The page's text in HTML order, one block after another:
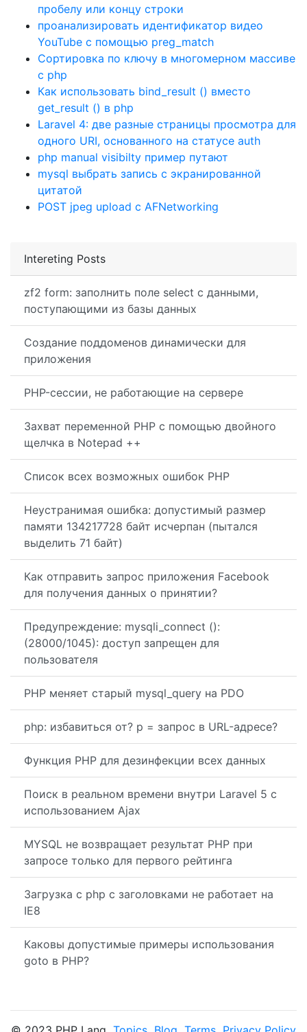
Intereting Posts
zf2 form: заполнить поле select с данными,
поступающими из базы данных
Создание поддоменов динамически для
приложения
PHP-сессии, не работающие на сервере
Захват переменной PHP с помощью двойного
щелчка в Notepad ++
Список всех возможных ошибок PHP
Неустранимая ошибка: допустимый размер
памяти 134217728 байт исчерпан (пытался
выделить 71 байт)
Как отправить запрос приложения Facebook
для получения данных о принятии?
Предупреждение: mysqli_connect ():
(28000/1045): доступ запрещен для
пользователя
PHP меняет старый mysql_query на PDO
php: избавиться от? p = запрос в URL-адресе?
Функция PHP для дезинфекции всех данных
Поиск в реальном времени внутри Laravel 5 с
использованием Ajax
MYSQL не возвращает результат PHP при
запросе только для первого рейтинга
Загрузка с php с заголовками не работает на
IE8
Каковы допустимые примеры использования
goto в PHP?
пробелу или концу строки
проанализировать идентификатор видео
YouTube с помощью preg_match
Сортировка по ключу в многомерном массиве
с php
Как использовать bind_result () вместо
get_result () в php
Laravel 4: две разные страницы просмотра для
одного URI, основанного на статусе auth
php manual visibilty пример путают
mysql выбрать запись с экранированной
цитатой
POST jpeg upload с AFNetworking